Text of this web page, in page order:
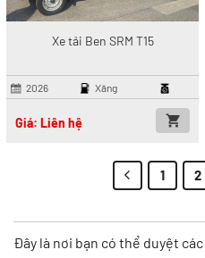
Xe tải Ben SRM T15
2026 Xăng
Giá: Liên hệ
1 2
Đây là nơi bạn có thể duyệt